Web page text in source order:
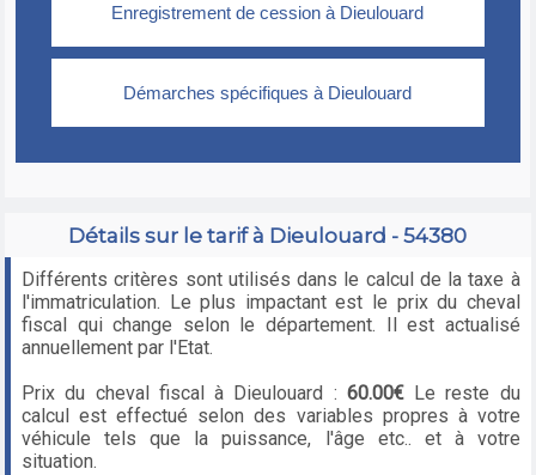
Détails sur le tarif à Dieulouard - 54380
Différents critères sont utilisés dans le calcul de la taxe à
l'immatriculation. Le plus impactant est le prix du cheval
fiscal qui change selon le département. Il est actualisé
annuellement par l'Etat.
Prix du cheval fiscal à Dieulouard : 60.00€Le reste du
calcul est effectué selon des variables propres à votre
véhicule tels que la puissance, l'âge etc.. et à votre
situation.